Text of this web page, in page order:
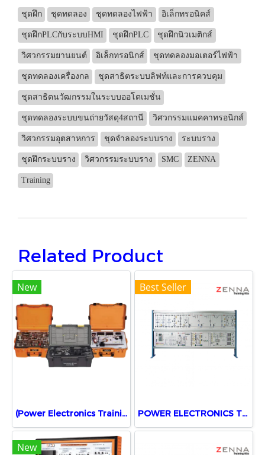
ชุดฝึก ชุดทดลอง ชุดทดลองไฟฟ้า อิเล็กทรอนิคส์
ชุดฝึกPLCกับระบบHMI ชุดฝึกPLC ชุดฝึกนิวเมติกส์
วิศวกรรมยานยนต์ อิเล็กทรอนิกส์ ชุดทดลองมอเตอร์ไฟฟ้า
ชุดทดลองเครื่องกล ชุดสาธิตระบบลิฟท์และการควบคุม
ชุดสาธิตนวัฒกรรมในระบบออโตเมชั่น
ชุดทดลองระบบขนถ่ายวัสดุ4สถานี วิศวกรรมแมคคาทรอนิกส์
วิศวกรรมอุตสาหการ ชุดจำลองระบบราง ระบบราง
ชุดฝึกระบบราง วิศวกรรมระบบราง SMC ZENNA
Training
Related Product
New
(Power Electronics Training System)
Best Seller
POWER ELECTRONICS TEST DEVICE
New